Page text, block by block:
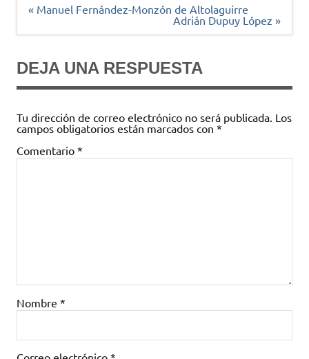
Navegación
« Manuel Fernández-Monzón de Altolaguirre
Adrián Dupuy López »
DEJA UNA RESPUESTA
Tu dirección de correo electrónico no será publicada. Los
campos obligatorios están marcados con *
Comentario *
Nombre *